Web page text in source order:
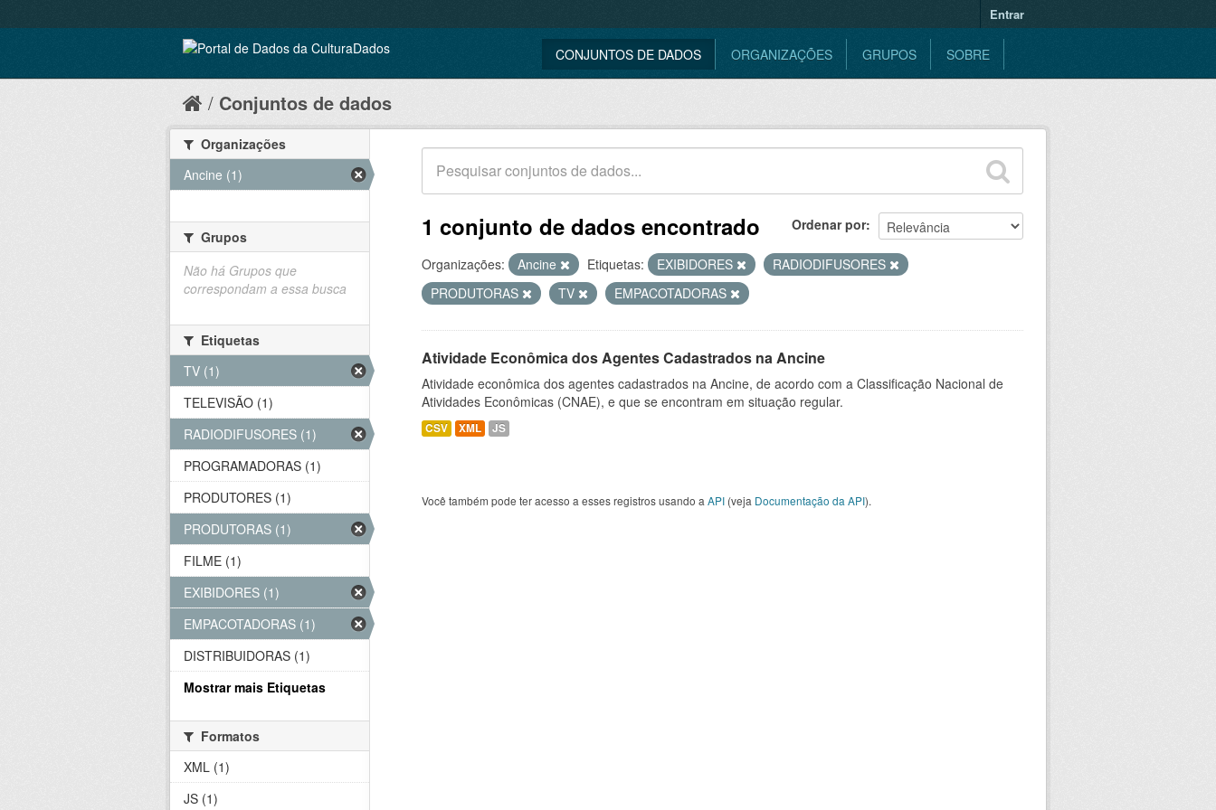
Entrar
CONJUNTOS DE DADOS ORGANIZAÇÕES GRUPOS SOBRE
Conjuntos de dados
Ordenar por
1 conjunto de dados encontrado
Organizações: Ancine Etiquetas: EXIBIDORES
RADIODIFUSORES
PRODUTORAS
TV EMPACOTADORAS
Atividade Econômica dos Agentes Cadastrados na Ancine
Atividade econômica dos agentes cadastrados na Ancine, de acordo com a Classificação Nacional de
Atividades Econômicas (CNAE), e que se encontram em situação regular.
CSV XML JS
Você também pode ter acesso a esses registros usando a API (veja Documentação da API).
Organizações
Ancine (1)
Grupos
Não há Grupos que
correspondam a essa busca
Etiquetas
TV (1)
TELEVISÃO (1)
RADIODIFUSORES (1)
PROGRAMADORAS (1)
PRODUTORES (1)
PRODUTORAS (1)
FILME (1)
EXIBIDORES (1)
EMPACOTADORAS (1)
DISTRIBUIDORAS (1)
Mostrar mais Etiquetas
Formatos
XML (1)
JS (1)